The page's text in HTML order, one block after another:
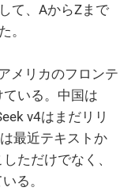
て、AからZまで
。
メリカのフロンテ
いる。中国は
v4はまだリリ
最近テキストか
ただけでなく、
る。